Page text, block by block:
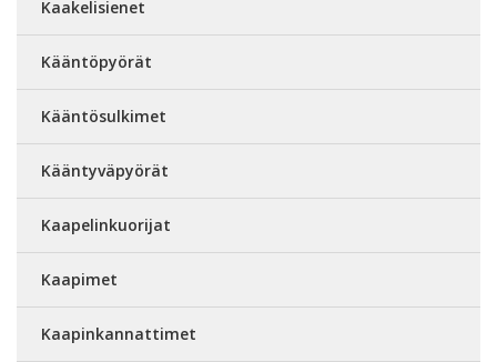
Kaakelisienet
Kääntöpyörät
Kääntösulkimet
Kääntyväpyörät
Kaapelinkuorijat
Kaapimet
Kaapinkannattimet